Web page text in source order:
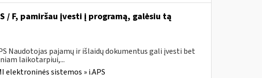
F, pamiršau įvesti į programą, galėsiu tą
Naudotojas pajamų ir išlaidų dokumentus gali įvesti bet
laikotarpiui,...
elektroninės sistemos » i.APS